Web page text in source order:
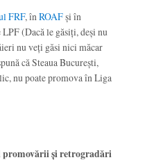
FRF, înROAFși în
(Dacă le găsiți, deși nu
nu veți găsi nici măcar
că Steaua București,
nu poate promova în Liga
şi retrogradări